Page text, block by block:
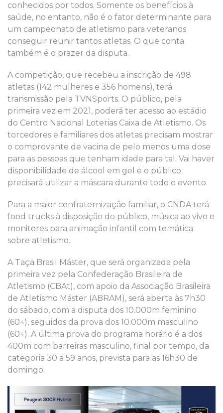
conhecidos por todos. Somente os benefícios à
saúde, no entanto, não é o fator determinante para
um campeonato de atletismo para veteranos
conseguir reunir tantos atletas. O que conta
também é o prazer da disputa.
A competição, que recebeu a inscrição de 498
atletas (142 mulheres e 356 homens), terá
transmissão pela TVNSports. O público, pela
primeira vez em 2021, poderá ter acesso ao estádio
do Centro Nacional Loterias Caixa de Atletismo. Os
torcedores e familiares dos atletas precisam mostrar
o comprovante de vacina de pelo menos uma dose
para as pessoas que tenham idade para tal. Vai haver
disponibilidade de álcool em gel e o público
precisará utilizar a máscara durante todo o evento.
Para a maior confraternização familiar, o CNDA terá
food trucks à disposição do público, música ao vivo e
monitores para animação infantil com temática
sobre atletismo.
A Taça Brasil Máster, que será organizada pela
primeira vez pela Confederação Brasileira de
Atletismo (CBAt), com apoio da Associação Brasileira
de Atletismo Máster (ABRAM), será aberta às 7h30
do sábado, com a disputa dos 10.000m feminino
(60+), seguidos da prova dos 10.000m masculino
(60+). A última prova do programa horário é a dos
400m com barreiras masculino, final por tempo, da
categoria 30 a 59 anos, prevista para as 16h30 de
domingo.